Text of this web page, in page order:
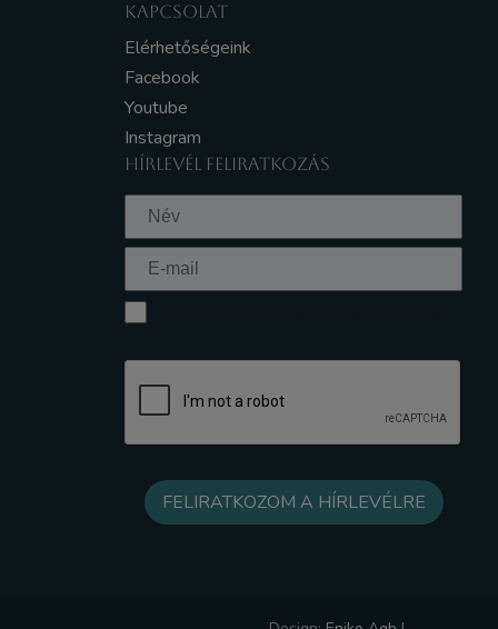
KAPCSOLAT
Elérhetőségeink
Facebook
Youtube
Instagram
HÍRLEVÉL FELIRATKOZÁS